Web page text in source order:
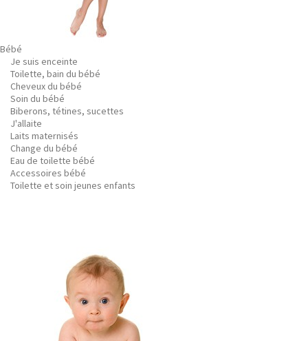
Bébé
Je suis enceinte
Toilette, bain du bébé
Cheveux du bébé
Soin du bébé
Biberons, tétines, sucettes
J'allaite
Laits maternisés
Change du bébé
Eau de toilette bébé
Accessoires bébé
Toilette et soin jeunes enfants